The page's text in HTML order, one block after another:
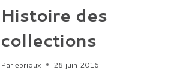
Histoire des
collections
Pareprioux 28 juin 2016